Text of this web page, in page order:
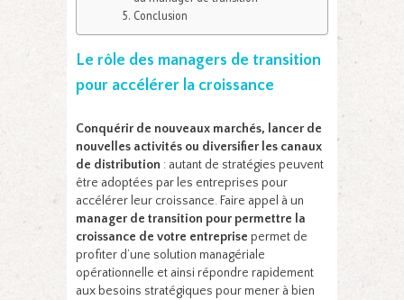
Conclusion
Le rôle des managers de transition
pour accélérer la croissance
Conquérir de nouveaux marchés, lancer de
nouvelles activités ou diversifier les canaux
de distribution : autant de stratégies peuvent
être adoptées par les entreprises pour
accélérer leur croissance. Faire appel à un
manager de transition pour permettre la
croissance de votre entreprise permet de
profiter d’une solution managériale
opérationnelle et ainsi répondre rapidement
aux besoins stratégiques pour mener à bien